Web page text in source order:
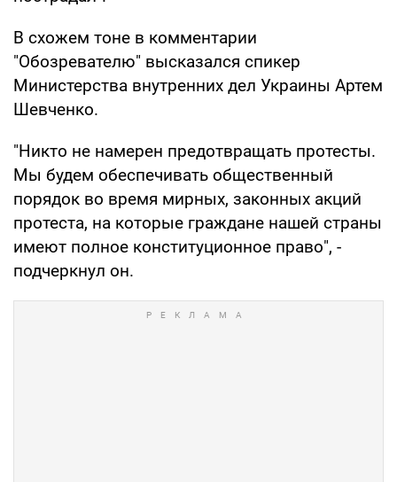
В схожем тоне в комментарии
"Обозревателю" высказался спикер
Министерства внутренних дел Украины Артем
Шевченко.
"Никто не намерен предотвращать протесты.
Мы будем обеспечивать общественный
порядок во время мирных, законных акций
протеста, на которые граждане нашей страны
имеют полное конституционное право", -
подчеркнул он.